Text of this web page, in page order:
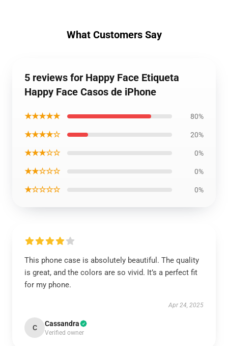
What Customers Say
5 reviews for Happy Face Etiqueta
Happy Face Casos de iPhone
★★★★★ 80%
★★★★☆ 20%
★★★☆☆ 0%
★★☆☆☆ 0%
★☆☆☆☆ 0%
This phone case is absolutely beautiful. The quality
is great, and the colors are so vivid. It’s a perfect fit
for my phone.
Apr 24, 2025
C Cassandra
Verified owner